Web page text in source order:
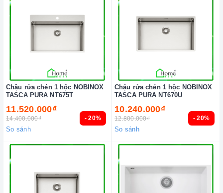
- 20%
Chậu rửa chén 1 hộc NOBINOX
TASCA PURA NT675T
11.520.000₫
14.400.000₫
So sánh
- 20%
Chậu rửa chén 1 hộc NOBINOX
TASCA PURA NT670U
10.240.000₫
12.800.000₫
So sánh